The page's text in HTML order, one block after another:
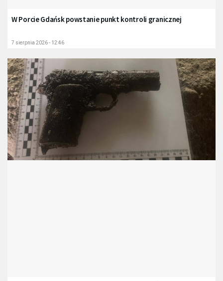
W Porcie Gdańsk powstanie punkt kontroli granicznej
7 sierpnia 2026 - 12:46